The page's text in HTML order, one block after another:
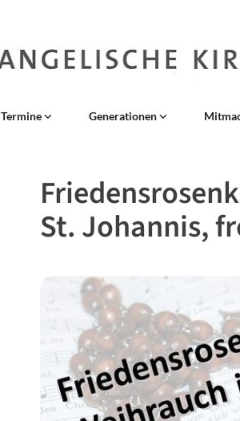
Termine Generationen
St. Johannis,